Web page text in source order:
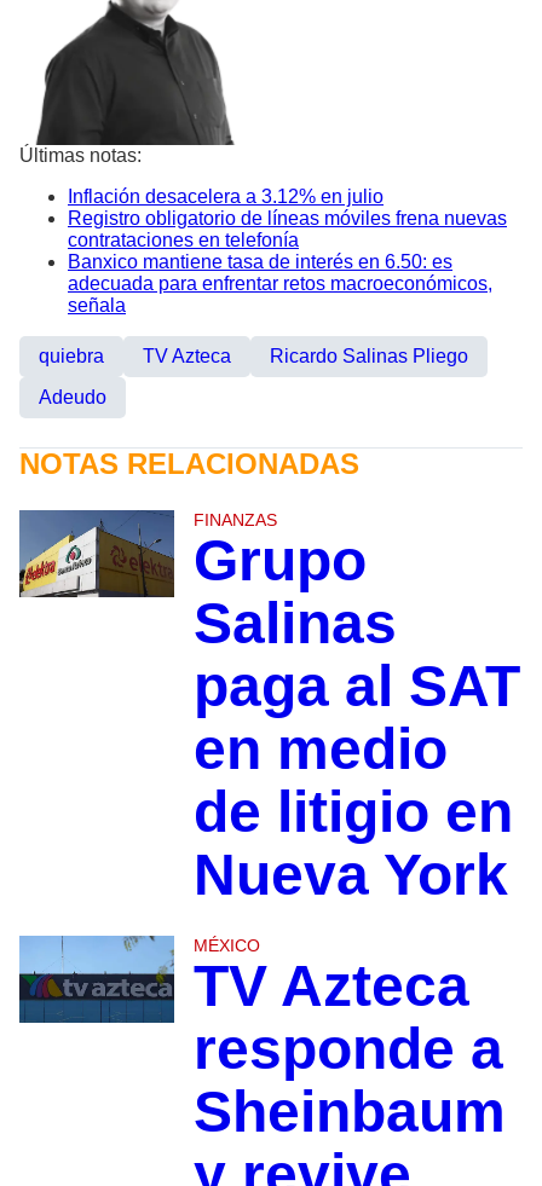
Últimas notas:
Inflación desacelera a 3.12% en julio
Registro obligatorio de líneas móviles frena nuevas
contrataciones en telefonía
Banxico mantiene tasa de interés en 6.50: es
adecuada para enfrentar retos macroeconómicos,
señala
quiebra TV Azteca
Ricardo Salinas Pliego
Adeudo
NOTAS RELACIONADAS
FINANZAS
Grupo
Salinas
paga al SAT
en medio
de litigio en
Nueva York
MÉXICO
TV Azteca
responde a
Sheinbaum